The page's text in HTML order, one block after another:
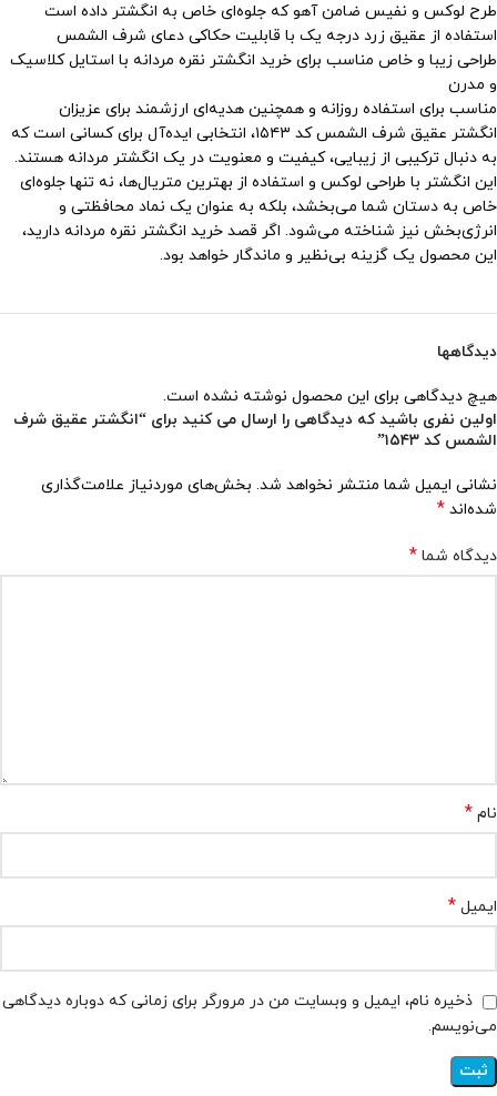
طرح لوکس و نفیس ضامن آهو که جلوه‌ای خاص به انگشتر داده است
استفاده از عقیق زرد درجه یک با قابلیت حکاکی دعای شرف الشمس
طراحی زیبا و خاص مناسب برای خرید انگشتر نقره مردانه با استایل کلاسیک
و مدرن
مناسب برای استفاده روزانه و همچنین هدیه‌ای ارزشمند برای عزیزان
انگشتر عقیق شرف الشمس کد ۱۵۴۳، انتخابی ایده‌آل برای کسانی است که
به دنبال ترکیبی از زیبایی، کیفیت و معنویت در یک انگشتر مردانه هستند.
این انگشتر با طراحی لوکس و استفاده از بهترین متریال‌ها، نه تنها جلوه‌ای
خاص به دستان شما می‌بخشد، بلکه به عنوان یک نماد محافظتی و
انرژی‌بخش نیز شناخته می‌شود. اگر قصد خرید انگشتر نقره مردانه دارید،
این محصول یک گزینه بی‌نظیر و ماندگار خواهد بود.
دیدگاهها
هیچ دیدگاهی برای این محصول نوشته نشده است.
اولین نفری باشید که دیدگاهی را ارسال می کنید برای “انگشتر عقیق شرف
الشمس کد ۱۵۴۳”
نشانی ایمیل شما منتشر نخواهد شد. بخش‌های موردنیاز علامت‌گذاری
شده‌اند *
دیدگاه شما *
نام *
ایمیل *
ذخیره نام، ایمیل و وبسایت من در مرورگر برای زمانی که دوباره دیدگاهی
می‌نویسم.